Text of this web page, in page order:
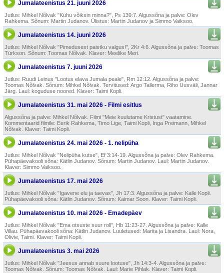
Jumalateenistus 21. juuni 2026
Jutlus: Mihkel Nõlvak "Kuhu võiksin minna?", Ps 139:7. Algussõna ja palve: Olev
Rahkema. Sõnum: Martin Judanov. Ülistus: Martin Judanov ja Simmo Vaiksoo.
Jumalateenistus 14. juuni 2026
Jutlus: Mihkel Nõlvak "Pimedusest paistku valgus!", 2Kr 4:6. Algussõna ja palve: Toomas
Türkson. Sõnum: Toomas Nõlvak. Klaver: Meelike Meri.
Jumalateenistus 7. juuni 2026
Jutlus: Ruudi Leinus "Lootus elava Jumala peale", Rm 12:12. Algussõna ja palve:
Toomas Nõlvak. Sõnum: Mihkel Nõlvak. Tervitused: Argo Tallerma, Riho Uusväli, Jannar
Järg. Laul: koguduse noored. Klaver: Taimi Kopli.
Jumalateenistus 31. mai 2026 - Filmi esitlus
Algussõna ja palve: Mihkel Nõlvak. Filmi "Meie kuulutame Kristust" vaatamine.
Kommentaarid filmile: Eerik Rahkema, Timo Lige, Taimi Kopli, Inga Preimann, Mihkel
Nõlvak. Klaver: Taimi Kopli.
Jumalateenistus 24. mai 2026 - 1. nelipüha
Jutlus: Mihkel Nõlvak "Nelipüha kutse", Ef 3:14-19. Algussõna ja palve: Olev Rahkema.
Pühapäevakooli sõna: Kätlin Judanov. Sõnum: Martin Judanov. Laul: Martin Judanov.
Klaver: Simmo Vaiksoo.
Jumalateenistus 17. mai 2026
Jutlus: Mihkel Nõlvak "Igavene elu ja taevas", Jh 17:3. Algussõna ja palve: Kalle Kopli.
Pühapäevakooli sõna: Kätlin Judanov. Sõnum: Kaimar Soon. Klaver: Taimi Kopli.
Jumalateenistus 10. mai 2026 - Emadepäev
Jutlus: Mihkel Nõlvak "Ema otsuste suur roll", Hb 11:23-27. Algussõna ja palve: Kalle
Villau. Pühapäevakooli sõna: Kätlin Judanov. Luuletused: Marita ja Lisandra. Laul: Nora,
Olivie, Taimi. Klaver: Taimi Kopli.
Jumalateenistus 3. mai 2026
Jutlus: Mihkel Nõlvak "Jeesus annab suure lootuse", Jh 14:3-4. Algussõna ja palve:
Toomas Nõlvak. Sõnum: Toomas Nõlvak. Laul: Marie Pihlak. Klaver: Taimi Kopli.